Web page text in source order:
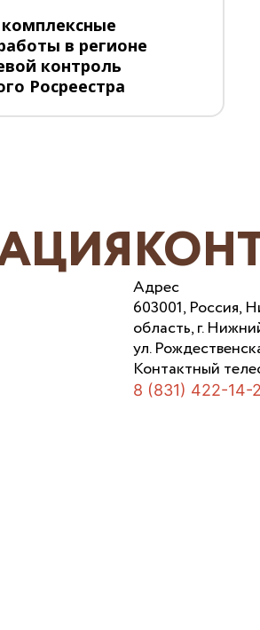
в регионе
контроль
Росреестра
Адрес
603001, Россия,
область, г.
ул.
Контактный
8 (831) 422-14-